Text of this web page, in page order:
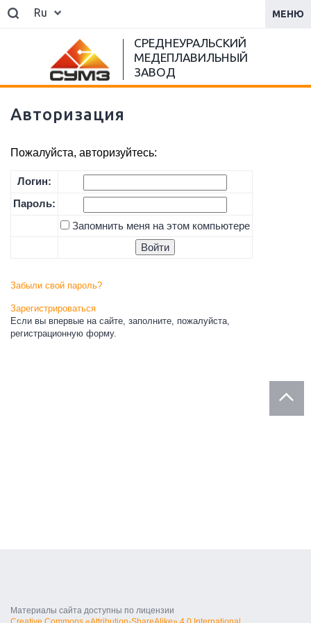
Ru МЕНЮ
СРЕДНЕУРАЛЬСКИЙ
МЕДЕПЛАВИЛЬНЫЙ
ЗАВОД
Авторизация
Пожалуйста, авторизуйтесь:
Логин:
Пароль:
Запомнить меня на этом компьютере
Забыли свой пароль?
Зарегистрироваться
Если вы впервые на сайте, заполните, пожалуйста,
регистрационную форму.
Материалы сайта доступны по лицензии